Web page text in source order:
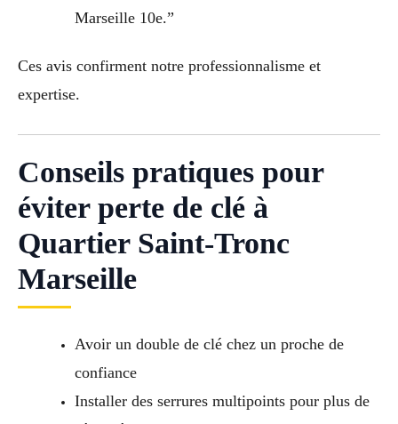
Marseille 10e.”
Ces avis confirment notre professionnalisme et
expertise.
Conseils pratiques pour
éviter perte de clé à
Quartier Saint-Tronc
Marseille
Avoir un double de clé chez un proche de
confiance
Installer des serrures multipoints pour plus de